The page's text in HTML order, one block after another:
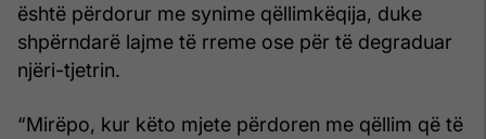
është përdorur me synime qëllimkëqija, duke
shpërndarë lajme të rreme ose për të degraduar
njëri-tjetrin.
“Mirëpo, kur këto mjete përdoren me qëllim që të